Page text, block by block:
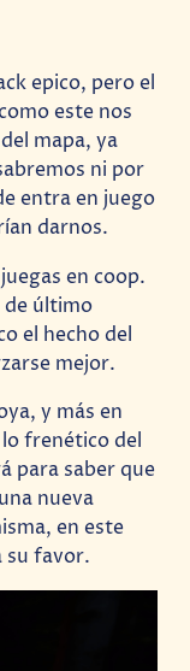
epico, pero el
este nos
mapa, ya
ni por
entra en juego
darnos.
en coop.
de último
el hecho del
mejor.
y más en
frenético del
para saber que
nueva
en este
su favor.